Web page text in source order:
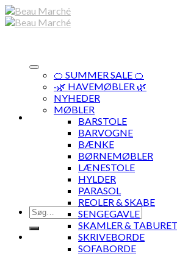
Skip
to
Søg
efter:
🍊 SUMMER SALE 🍊
·🌿 HAVEMØBLER 🌿
NYHEDER
MØBLER
BARSTOLE
BARVOGNE
BÆNKE
BØRNEMØBLER
LÆNESTOLE
HYLDER
PARASOL
REOLER & SKABE
SENGEGAVLE
SKAMLER &
SKRIVEBORDE
SOFABORDE